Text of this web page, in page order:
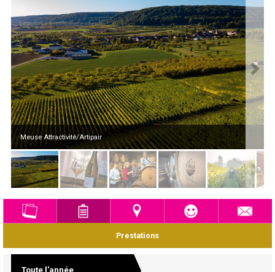
Meuse Attractivité/Artipair
Prestations
Toute l'année